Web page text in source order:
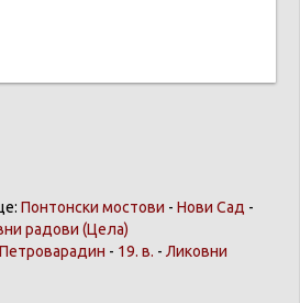
Понтонски мостови - Нови Сад -
радови (Цела)
Петроварадин - 19. в. - Ликовни